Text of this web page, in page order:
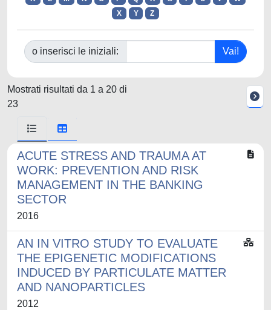
X
Y Z
o inserisci le iniziali:
Mostrati risultati da 1 a 20 di
23
ACUTE STRESS AND TRAUMA AT
WORK: PREVENTION AND RISK
MANAGEMENT IN THE BANKING
SECTOR
2016
AN IN VITRO STUDY TO EVALUATE
THE EPIGENETIC MODIFICATIONS
INDUCED BY PARTICULATE MATTER
AND NANOPARTICLES
2012